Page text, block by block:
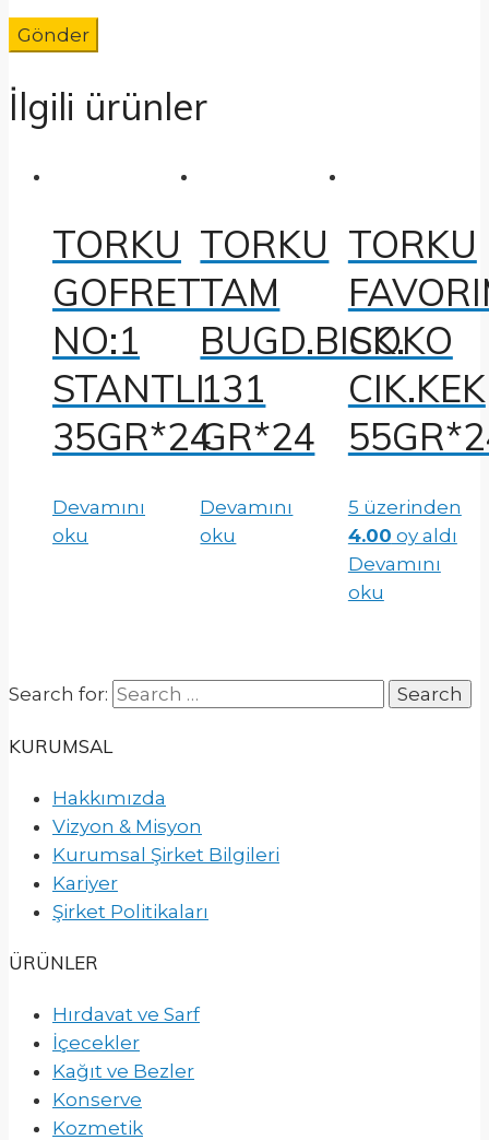
İlgili ürünler
TORKU
GOFRET
NO:1
STANTLI
35GR*24
Devamını
oku
TORKU
TAM
BUGD.BISK.
131
GR*24
Devamını
oku
TORKU
COKO
CIK.KEK
5 üzerinden
4.00 oy aldı
Devamını
oku
Search for:
KURUMSAL
Hakkımızda
Vizyon & Misyon
Kurumsal Şirket Bilgileri
Kariyer
Şirket Politikaları
ÜRÜNLER
Hırdavat ve Sarf
İçecekler
Kağıt ve Bezler
Konserve
Kozmetik